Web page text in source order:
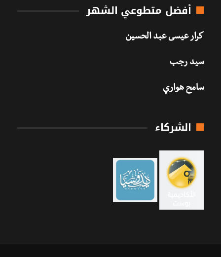
أفضل متطوعي الشهر
كرار عيسى عبد الحسين
سيد رجب
سامح هواري
الشركاء